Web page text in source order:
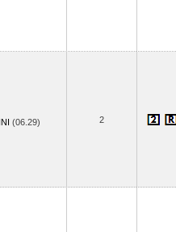
(06.29) 2